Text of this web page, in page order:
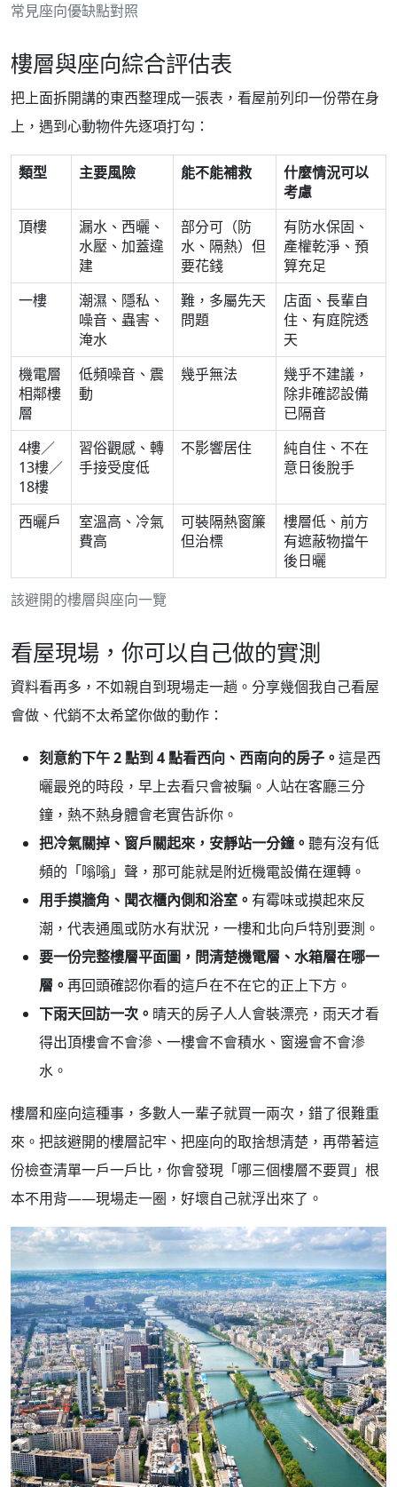
常見座向優缺點對照
樓層與座向綜合評估表
把上面拆開講的東西整理成一張表，看屋前列印一份帶在身
上，遇到心動物件先逐項打勾：
該避開的樓層與座向一覽
類型 主要風險 能不能補救
什麼情況可以
考慮
頂樓
漏水、西曬、
水壓、加蓋違
建
部分可（防
水、隔熱）但
要花錢
有防水保固、
產權乾淨、預
算充足
一樓
潮濕、隱私、
噪音、蟲害、
淹水
難，多屬先天
問題
店面、長輩自
住、有庭院透
天
機電層
相鄰樓
層
低頻噪音、震
動
幾乎無法
幾乎不建議，
除非確認設備
已隔音
4樓／
13樓／
18樓
習俗觀感、轉
手接受度低
不影響居住
純自住、不在
意日後脫手
西曬戶
室溫高、冷氣
費高
可裝隔熱窗簾
但治標
樓層低、前方
有遮蔽物擋午
後日曬
看屋現場，你可以自己做的實測
資料看再多，不如親自到現場走一趟。分享幾個我自己看屋
會做、代銷不太希望你做的動作：
刻意約下午 2 點到 4 點看西向、西南向的房子。 這是西
曬最兇的時段，早上去看只會被騙。人站在客廳三分
鐘，熱不熱身體會老實告訴你。
把冷氣關掉、窗戶關起來，安靜站一分鐘。 聽有沒有低
頻的「嗡嗡」聲，那可能就是附近機電設備在運轉。
用手摸牆角、聞衣櫃內側和浴室。 有霉味或摸起來反
潮，代表通風或防水有狀況，一樓和北向戶特別要測。
要一份完整樓層平面圖，問清楚機電層、水箱層在哪一
層。 再回頭確認你看的這戶在不在它的正上下方。
下雨天回訪一次。 晴天的房子人人會裝漂亮，雨天才看
得出頂樓會不會滲、一樓會不會積水、窗邊會不會滲
水。
樓層和座向這種事，多數人一輩子就買一兩次，錯了很難重
來。把該避開的樓層記牢、把座向的取捨想清楚，再帶著這
份檢查清單一戶一戶比，你會發現「哪三個樓層不要買」根
本不用背——現場走一圈，好壞自己就浮出來了。